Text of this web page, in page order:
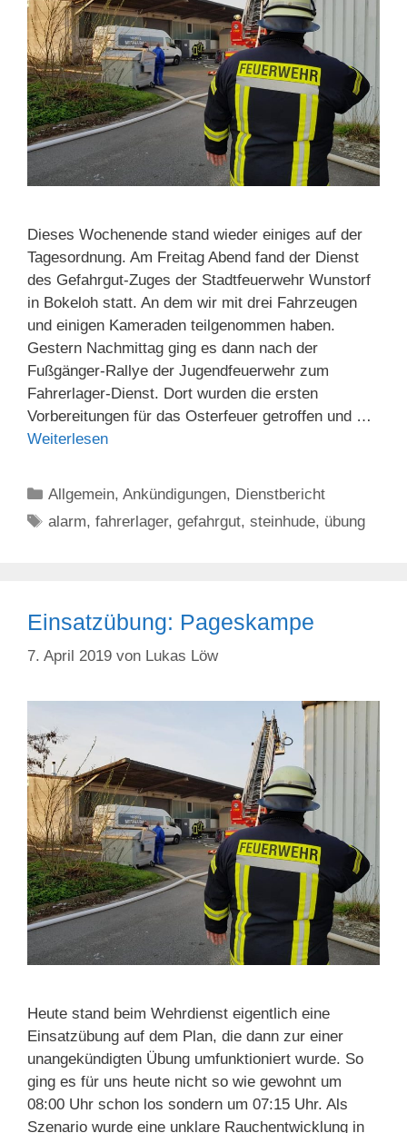
Dieses Wochenende stand wieder einiges auf der
Tagesordnung. Am Freitag Abend fand der Dienst
des Gefahrgut-Zuges der Stadtfeuerwehr Wunstorf
in Bokeloh statt. An dem wir mit drei Fahrzeugen
und einigen Kameraden teilgenommen haben.
Gestern Nachmittag ging es dann nach der
Fußgänger-Rallye der Jugendfeuerwehr zum
Fahrerlager-Dienst. Dort wurden die ersten
Vorbereitungen für das Osterfeuer getroffen und …
Weiterlesen
Kategorien
Allgemein,Ankündigungen, Dienstbericht
Schlagwörter
alarm,fahrerlager,gefahrgut,steinhude, übung
Einsatzübung: Pageskampe
7. April 2019 von Lukas Löw
Heute stand beim Wehrdienst eigentlich eine
Einsatzübung auf dem Plan, die dann zur einer
unangekündigten Übung umfunktioniert wurde. So
ging es für uns heute nicht so wie gewohnt um
08:00 Uhr schon los sondern um 07:15 Uhr. Als
Szenario wurde eine unklare Rauchentwicklung in